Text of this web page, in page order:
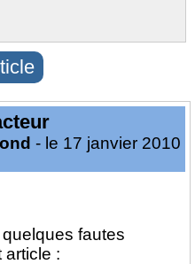
- le 17 janvier 2010
quelques fautes
article :